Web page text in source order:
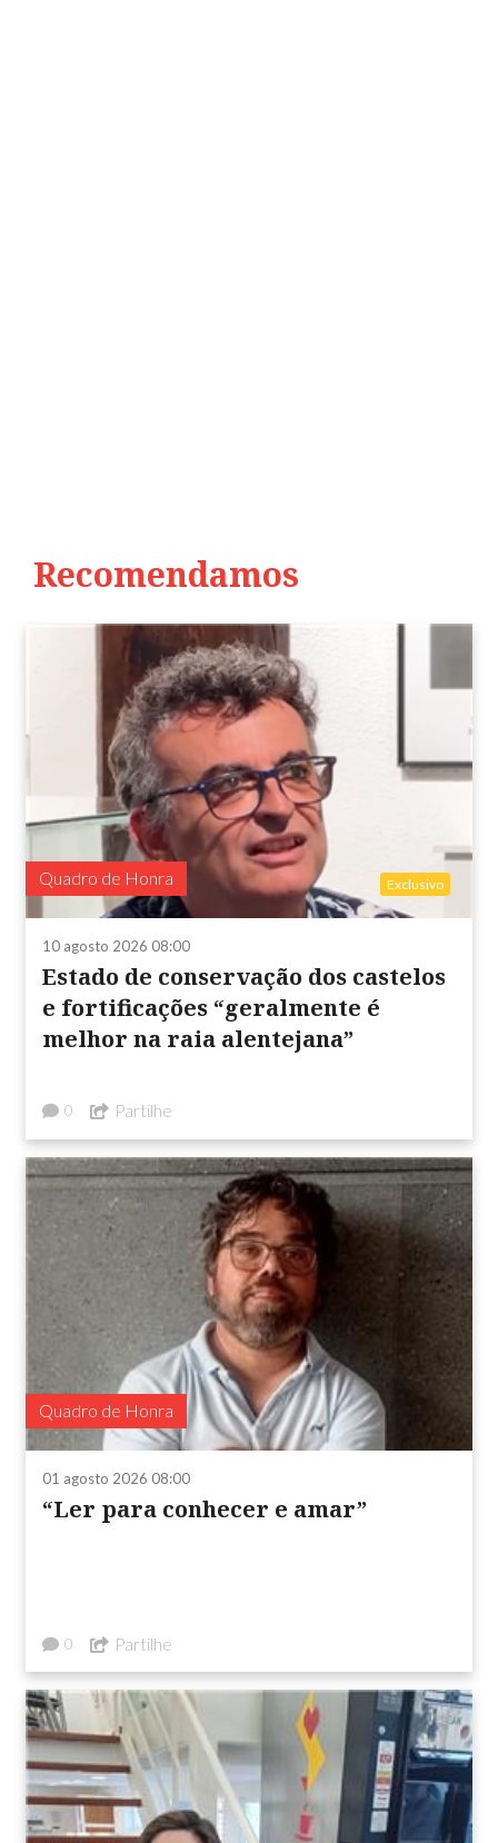
Recomendamos
Quadro de Honra Exclusivo
10 agosto 2026 08:00
Estado de conservação dos castelos
e fortificações “geralmente é
melhor na raia alentejana”
0 Partilhe
Quadro de Honra
01 agosto 2026 08:00
“Ler para conhecer e amar”
0 Partilhe